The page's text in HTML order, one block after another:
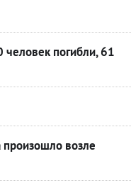
погибли, 61
произошло возле